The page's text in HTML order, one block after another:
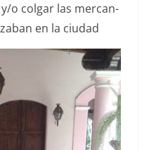
o col­gar las mer­can­
en la ciudad